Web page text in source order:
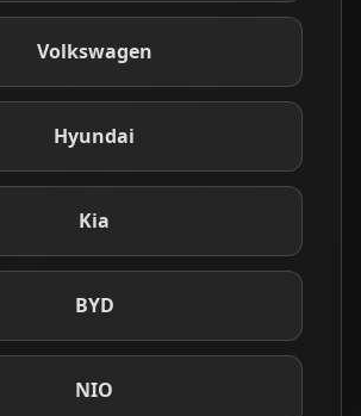
Volkswagen
Hyundai
Kia
BYD
NIO